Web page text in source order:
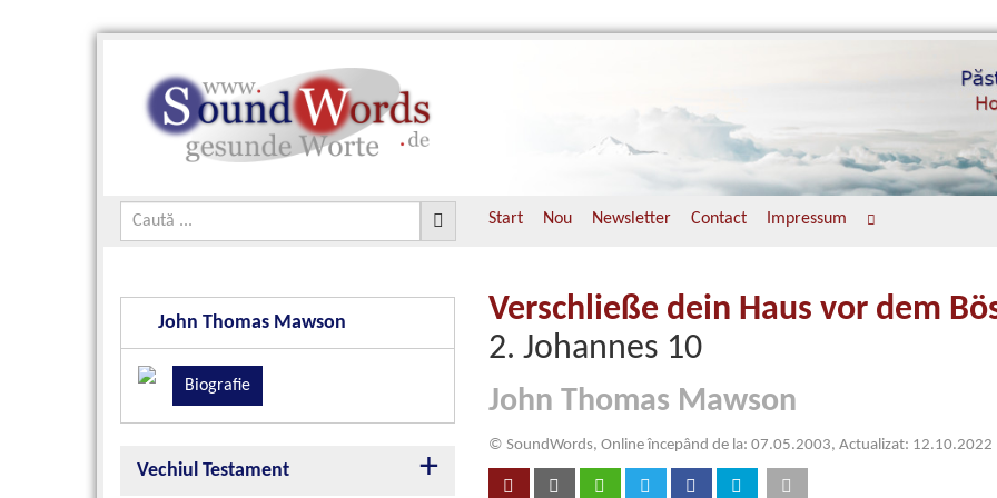
Start Nou Newsletter Contact Impressum
John Thomas Mawson
Biografie
Vechiul Testament
Verschließe dein Haus vor dem
2. Johannes 10
John Thomas Mawson
© SoundWords, Online începând de la: 07.05.2003, Actualizat: 12.10.2022